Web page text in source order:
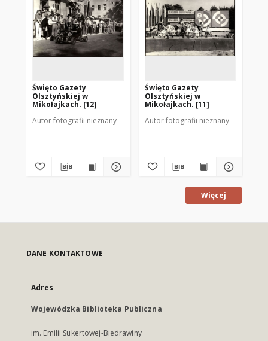
Święto Gazety
Olsztyńskiej w
Mikołajkach. [12]
Autor fotografii nieznany
Święto Gazety
Olsztyńskiej w
Mikołajkach. [11]
Autor fotografii nieznany
Więcej
DANE KONTAKTOWE
Adres
Wojewódzka Biblioteka Publiczna
im. Emilii Sukertowej-Biedrawiny